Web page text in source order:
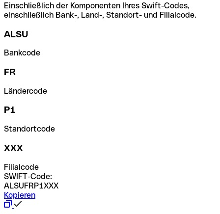
Einschließlich der Komponenten Ihres Swift-Codes,
einschließlich Bank-, Land-, Standort- und Filialcode.
ALSU
Bankcode
FR
Ländercode
P1
Standortcode
XXX
Filialcode
SWIFT-Code:
ALSUFRP1XXX
Kopieren